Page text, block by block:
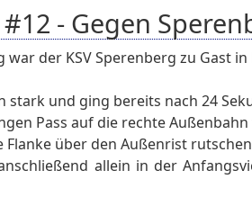
- Gegen
war der KSV Sperenberg zu Gast
stark und ging bereits nach 24
Pass auf die rechte
Flanke über den Außenrist
allein in der